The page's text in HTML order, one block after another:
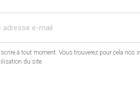
à tout moment. Vous trouverez pour cela nos
du site.